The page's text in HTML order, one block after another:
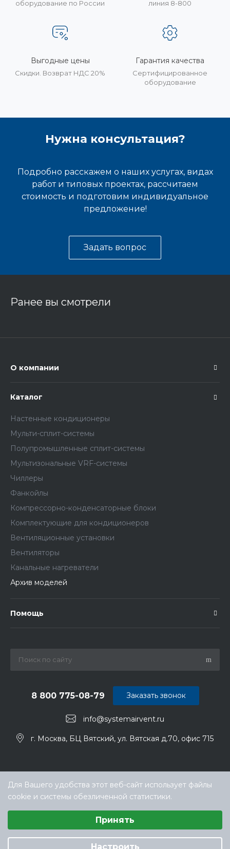
оборудование по России
линия 8-800
Выгодные цены
Скидки. Возврат НДС 20%
Гарантия качества
Сертифицированное
оборудование
Нужна консультация?
Подробно расскажем о наших услугах, видах
работ и типовых проектах, рассчитаем
стоимость и подготовим индивидуальное
предложение!
Задать вопрос
Ранее вы смотрели
О компании
Каталог
Настенные кондиционеры
Мульти-сплит-системы
Полупромышленные сплит-системы
Мультизональные VRF-системы
Чиллеры
Фанкойлы
Компрессорно-конденсаторные блоки
Комплектующие для кондиционеров
Вентиляционные установки
Вентиляторы
Канальные нагреватели
Архив моделей
Помощь
info@systemairvent.ru
8 800 775-08-79
г. Москва, БЦ Вятский, ул. Вятская д.70, офис 715
Заказать звонок
дилер Systemair (Системэйр) в РФ
Для Вашего удобства этот веб-сайт использует файлы
cookie и системы обезличенной статистики.
Принять
Настроить